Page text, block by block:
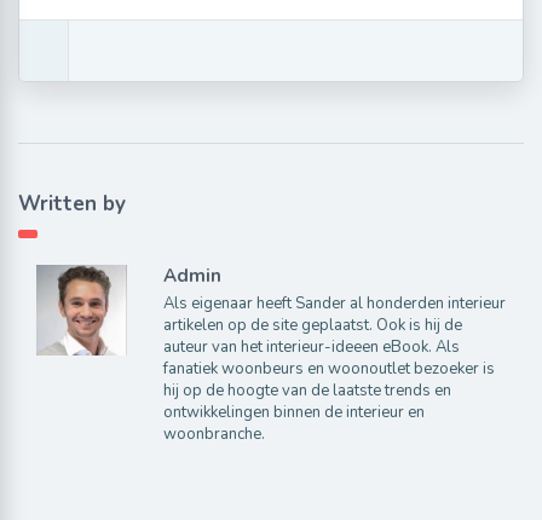
Written by
Admin
Als eigenaar heeft Sander al honderden interieur
artikelen op de site geplaatst. Ook is hij de
auteur van het interieur-ideeen eBook. Als
fanatiek woonbeurs en woonoutlet bezoeker is
hij op de hoogte van de laatste trends en
ontwikkelingen binnen de interieur en
woonbranche.